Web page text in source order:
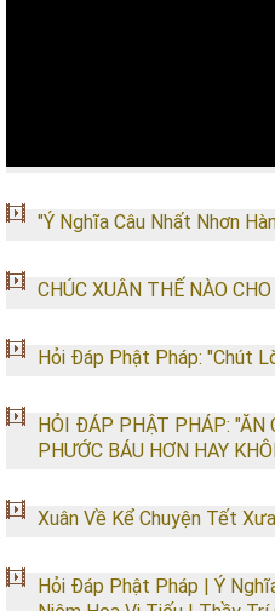
"Ý Nghĩa Câu Nhất Nhơn
CHÚC XUÂN THẾ NÀO
Hỏi Đáp Phật Pháp: "Chút
HỎI ĐÁP PHẬT PHÁP: "ĂN
PHƯỚC BÁU HƠN HAY
Xuân Về Kể Chuyện Tết
Hỏi Đáp Phật Pháp | Ý